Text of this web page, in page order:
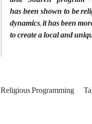
has been shown to be
dynamics, it has been
to create a local and
Religious Programming